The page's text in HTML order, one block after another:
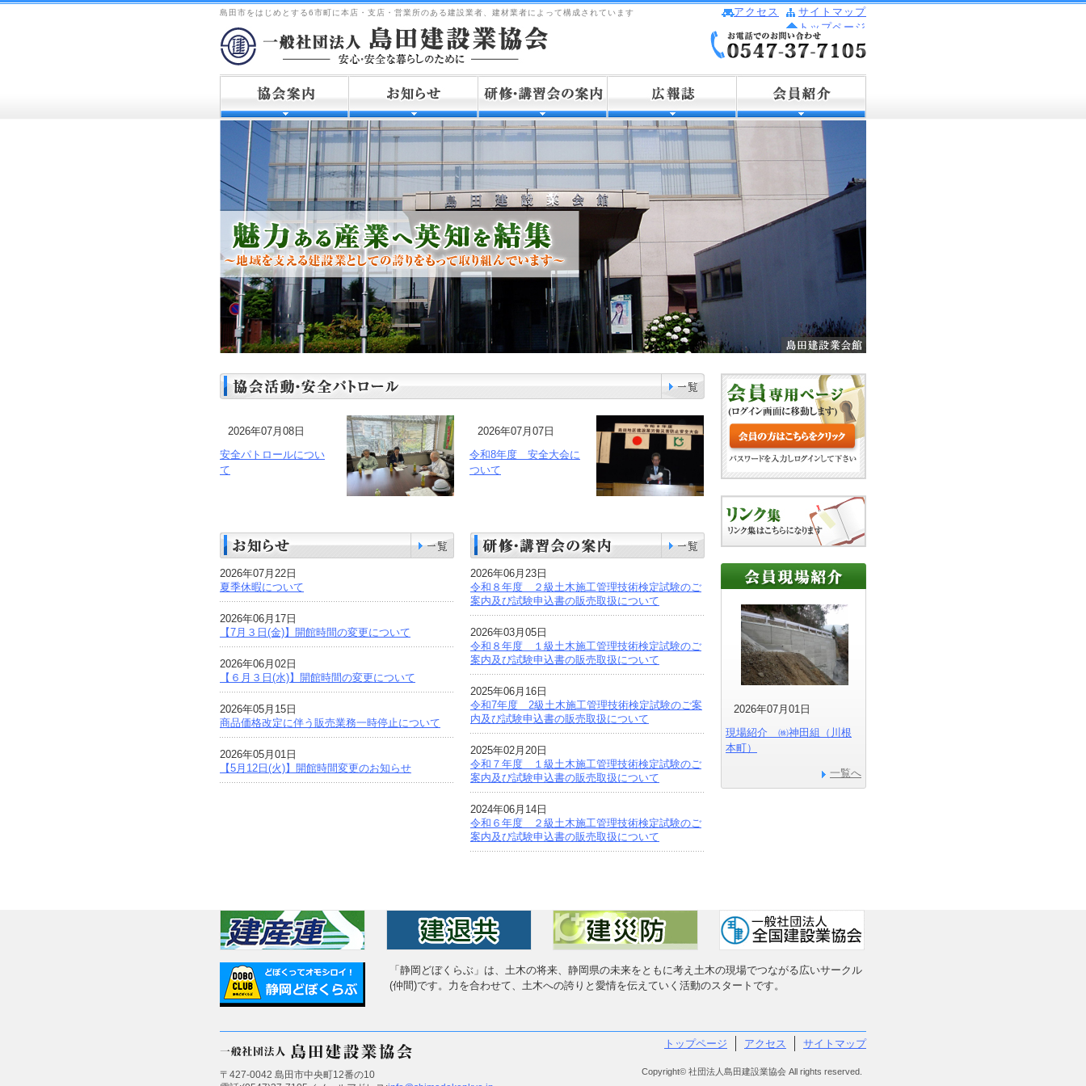
島田市をはじめとする6市町に本店・支店・営業所のある建設業者、建材業者によって構成されています サイトマップ
アクセス
トップページ
2026年07月08日
安全パトロールについ
て
2026年07月07日
令和8年度 安全大会に
ついて
2026年07月22日
夏季休暇について
2026年06月17日
【7月３日(金)】開館時間の変更について
2026年06月02日
【６月３日(水)】開館時間の変更について
2026年05月15日
商品価格改定に伴う販売業務一時停止について
2026年05月01日
【5月12日(火)】開館時間変更のお知らせ
2026年06月23日
令和８年度 ２級土木施工管理技術検定試験のご
案内及び試験申込書の販売取扱について
2026年03月05日
令和８年度 １級土木施工管理技術検定試験のご
案内及び試験申込書の販売取扱について
2025年06月16日
令和7年度 2級土木施工管理技術検定試験のご案
内及び試験申込書の販売取扱について
2025年02月20日
令和７年度 １級土木施工管理技術検定試験のご
案内及び試験申込書の販売取扱について
2024年06月14日
令和６年度 ２級土木施工管理技術検定試験のご
案内及び試験申込書の販売取扱について
2026年07月01日
現場紹介 ㈱神田組（川根
本町）
一覧へ
「静岡どぼくらぶ」は、土木の将来、静岡県の未来をともに考え土木の現場でつながる広いサークル
(仲間)です。力を合わせて、土木への誇りと愛情を伝えていく活動のスタートです。
〒427-0042 島田市中央町12番の10
サイトマップ
アクセス
トップページ
Copyright© 社団法人島田建設業協会 All rights reserved.